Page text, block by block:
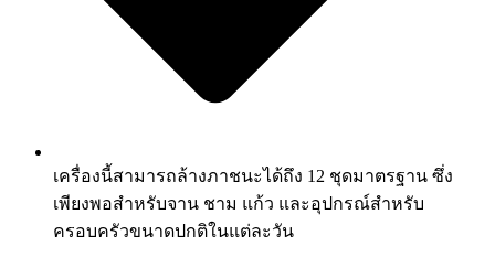
เครื่องนี้สามารถล้างภาชนะได้ถึง 12 ชุดมาตรฐาน ซึ่ง
เพียงพอสำหรับจาน ชาม แก้ว และอุปกรณ์สำหรับ
ครอบครัวขนาดปกติในแต่ละวัน